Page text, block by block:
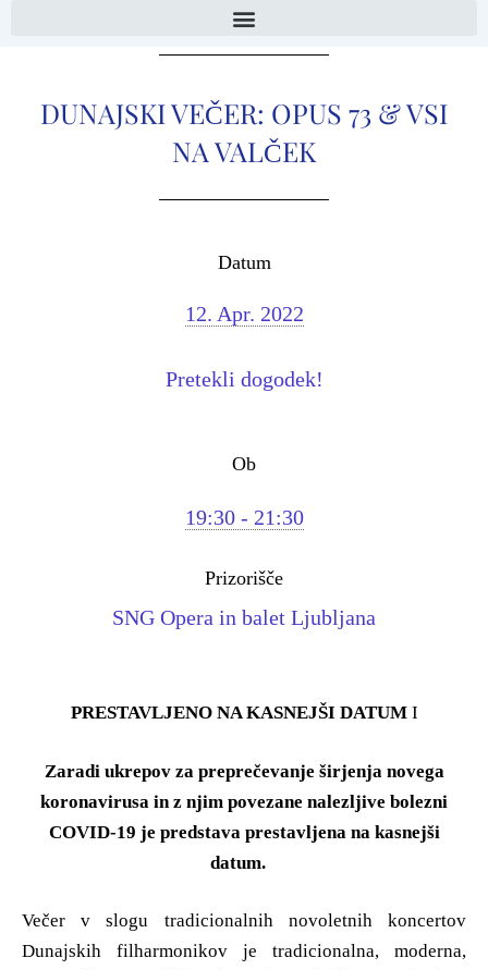
DUNAJSKI VEČER: OPUS 73 & VSI
NA VALČEK
Datum
12. Apr. 2022
Pretekli dogodek!
Ob
19:30 - 21:30
Prizorišče
SNG Opera in balet Ljubljana
PRESTAVLJENO NA KASNEJŠI DATUMI
Zaradi ukrepov za preprečevanje širjenja novega
koronavirusa in z njim povezane nalezljive bolezni
COVID-19 je predstava prestavljena na kasnejši
datum.
Večer v slogu tradicionalnih novoletnih koncertov
Dunajskih filharmonikov je tradicionalna, moderna,